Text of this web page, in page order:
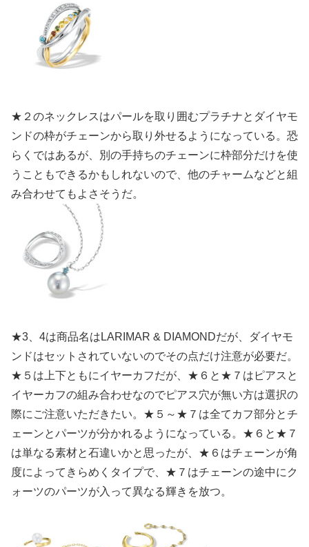
★２のネックレスはパールを取り囲むプラチナとダイヤモ
ンドの枠がチェーンから取り外せるようになっている。恐
らくではあるが、別の手持ちのチェーンに枠部分だけを使
うこともできるかもしれないので、他のチャームなどと組
み合わせてもよさそうだ。
★3、4は商品名はLARIMAR & DIAMONDだが、ダイヤモ
ンドはセットされていないのでその点だけ注意が必要だ。
★５は上下ともにイヤーカフだが、★６と★７はピアスと
イヤーカフの組み合わせなのでピアス穴が無い方は選択の
際にご注意いただきたい。★５～★７は全てカフ部分とチ
ェーンとパーツが分かれるようになっている。★６と★７
は単なる素材と石違いかと思ったが、★６はチェーンが角
度によってきらめくタイプで、★７はチェーンの途中にク
ォーツのパーツが入って異なる輝きを放つ。